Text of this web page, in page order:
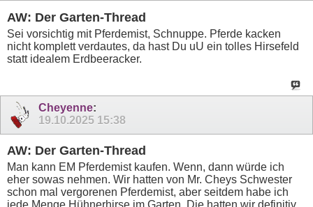
AW: Der Garten-Thread
Sei vorsichtig mit Pferdemist, Schnuppe. Pferde kacken
nicht komplett verdautes, da hast Du uU ein tolles Hirsefeld
statt idealem Erdbeeracker.
Cheyenne:
19.10.2025 15:38
AW: Der Garten-Thread
Man kann EM Pferdemist kaufen. Wenn, dann würde ich
eher sowas nehmen. Wir hatten von Mr. Cheys Schwester
schon mal vergorenen Pferdemist, aber seitdem habe ich
jede Menge Hühnerhirse im Garten. Die hatten wir definitiv